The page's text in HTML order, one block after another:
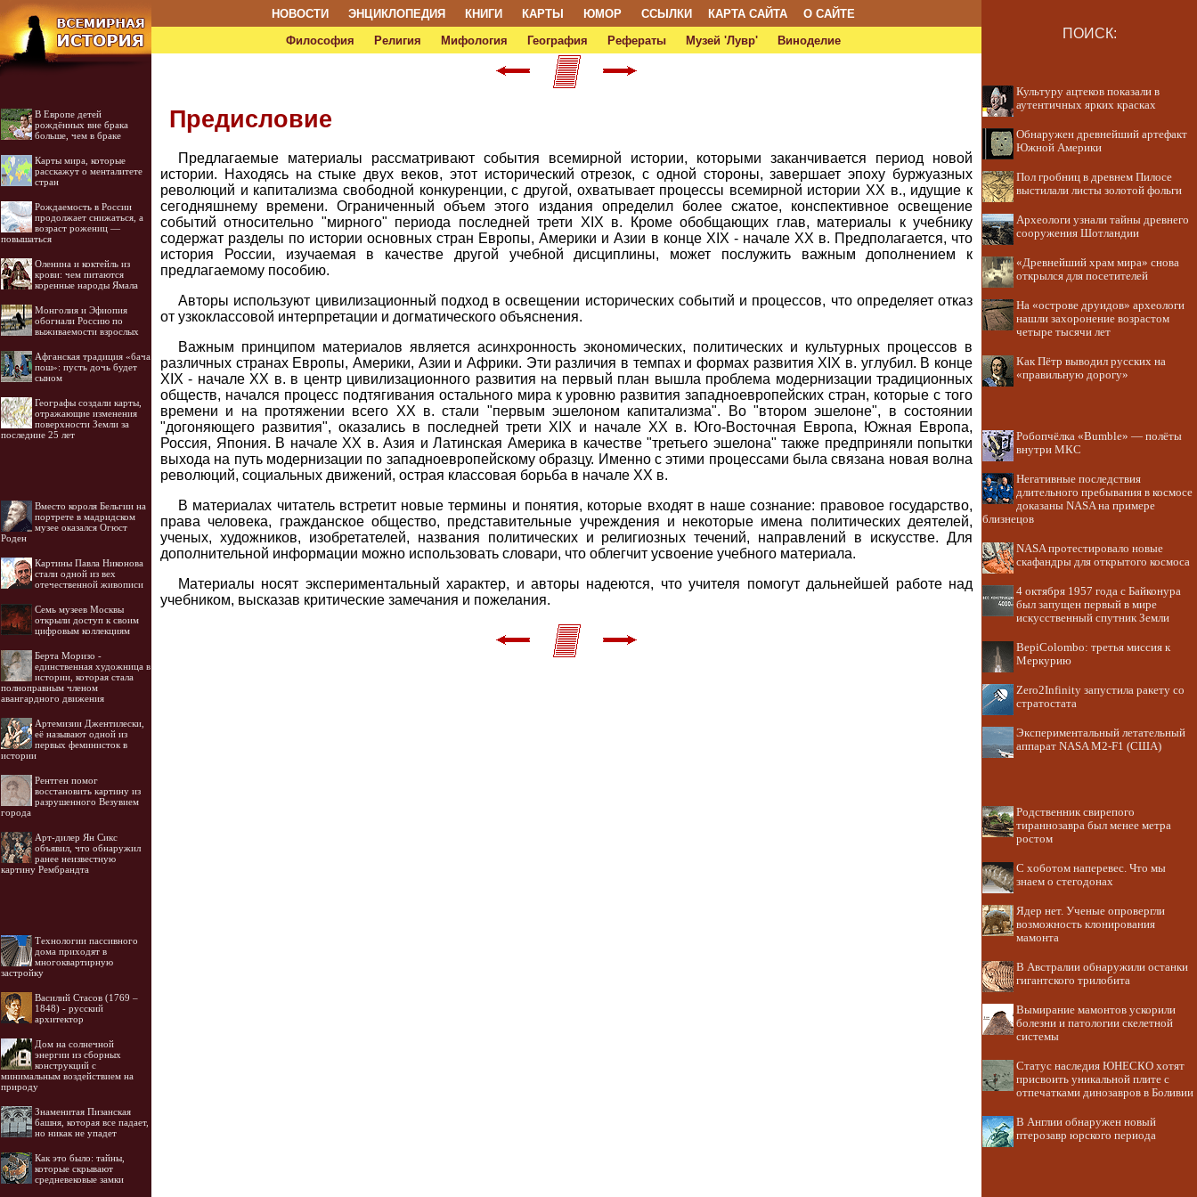
НОВОСТИ ЭНЦИКЛОПЕДИЯ КНИГИ КАРТЫ ЮМОР ССЫЛКИ КАРТА САЙТА
О САЙТЕ
Философия
Религия Мифология География Рефераты Музей 'Лувр' Виноделие ПОИСК:
В Европе детей
рождённых вне брака
больше, чем в браке
Карты мира, которые
расскажут о менталитете
стран
Рождаемость в России
продолжает снижаться, а
возраст рожениц —
повышаться
Оленина и коктейль из
крови: чем питаются
коренные народы Ямала
Монголия и Эфиопия
обогнали Россию по
выживаемости взрослых
Афганская традиция «бача
пош»: пусть дочь будет
сыном
Географы создали карты,
отражающие изменения
поверхности Земли за
последние 25 лет
Вместо короля Бельгии на
портрете в мадридском
музее оказался Огюст
Роден
Картины Павла Никонова
стали одной из вех
отечественной живописи
Семь музеев Москвы
открыли доступ к своим
цифровым коллекциям
Берта Моризо -
единственная художница в
истории, которая стала
полноправным членом
авангардного движения
Артемизии Джентилески,
её называют одной из
первых феминисток в
истории
Рентген помог
восстановить картину из
разрушенного Везувием
города
Арт-дилер Ян Сикс
объявил, что обнаружил
ранее неизвестную
картину Рембрандта
Технологии пассивного
дома приходят в
многоквартирную
застройку
Василий Стасов (1769 –
1848) - русский
архитектор
Дом на солнечной
энергии из сборных
конструкций с
минимальным воздействием на
природу
Знаменитая Пизанская
башня, которая все падает,
но никак не упадет
Как это было: тайны,
которые скрывают
средневековые замки
Предисловие
Предлагаемые материалы рассматривают события всемирной истории, которыми заканчивается период новой
истории. Находясь на стыке двух веков, этот исторический отрезок, с одной стороны, завершает эпоху буржуазных
революций и капитализма свободной конкуренции, с другой, охватывает процессы всемирной истории XX в., идущие к
сегодняшнему времени. Ограниченный объем этого издания определил более сжатое, конспективное освещение
событий относительно "мирного" периода последней трети XIX в. Кроме обобщающих глав, материалы к учебнику
содержат разделы по истории основных стран Европы, Америки и Азии в конце XIX - начале XX в. Предполагается, что
история России, изучаемая в качестве другой учебной дисциплины, может послужить важным дополнением к
предлагаемому пособию.
Авторы используют цивилизационный подход в освещении исторических событий и процессов, что определяет отказ
от узкоклассовой интерпретации и догматического объяснения.
Важным принципом материалов является асинхронность экономических, политических и культурных процессов в
различных странах Европы, Америки, Азии и Африки. Эти различия в темпах и формах развития XIX в. углубил. В конце
XIX - начале XX в. в центр цивилизационного развития на первый план вышла проблема модернизации традиционных
обществ, начался процесс подтягивания остального мира к уровню развития западноевропейских стран, которые с того
времени и на протяжении всего XX в. стали "первым эшелоном капитализма". Во "втором эшелоне", в состоянии
"догоняющего развития", оказались в последней трети XIX и начале XX в. Юго-Восточная Европа, Южная Европа,
Россия, Япония. В начале XX в. Азия и Латинская Америка в качестве "третьего эшелона" также предприняли попытки
выхода на путь модернизации по западноевропейскому образцу. Именно с этими процессами была связана новая волна
революций, социальных движений, острая классовая борьба в начале XX в.
В материалах читатель встретит новые термины и понятия, которые входят в наше сознание: правовое государство,
права человека, гражданское общество, представительные учреждения и некоторые имена политических деятелей,
ученых, художников, изобретателей, названия политических и религиозных течений, направлений в искусстве. Для
дополнительной информации можно использовать словари, что облегчит усвоение учебного материала.
Материалы носят экспериментальный характер, и авторы надеются, что учителя помогут дальнейшей работе над
учебником, высказав критические замечания и пожелания.
Культуру ацтеков показали в
аутентичных ярких красках
Обнаружен древнейший артефакт
Южной Америки
Пол гробниц в древнем Пилосе
выстилали листы золотой фольги
Археологи узнали тайны древнего
сооружения Шотландии
«Древнейший храм мира» снова
открылся для посетителей
На «острове друидов» археологи
нашли захоронение возрастом
четыре тысячи лет
Как Пётр выводил русских на
«правильную дорогу»
Робопчёлка «Bumble» — полёты
внутри МКС
Негативные последствия
длительного пребывания в космосе
доказаны NASA на примере
близнецов
NASA протестировало новые
скафандры для открытого космоса
4 октября 1957 года с Байконура
был запущен первый в мире
искусственный спутник Земли
BepiColombo: третья миссия к
Меркурию
Zero2Infinity запустила ракету со
стратостата
Экспериментальный летательный
аппарат NASA M2-F1 (США)
Родственник свирепого
тираннозавра был менее метра
ростом
С хоботом наперевес. Что мы
знаем о стегодонах
Ядер нет. Ученые опровергли
возможность клонирования
мамонта
В Австралии обнаружили останки
гигантского трилобита
Вымирание мамонтов ускорили
болезни и патологии скелетной
системы
Статус наследия ЮНЕСКО хотят
присвоить уникальной плите с
отпечатками динозавров в Боливии
В Англии обнаружен новый
птерозавр юрского периода